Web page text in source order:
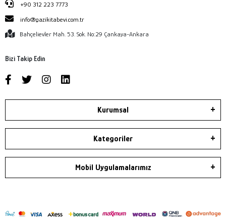
+90 312 223 7773
info@gazikitabevi.com.tr
Bahçelievler Mah. 53. Sok. No:29 Çankaya-Ankara
Bizi Takip Edin
Kurumsal
Kategoriler
Mobil Uygulamalarımız